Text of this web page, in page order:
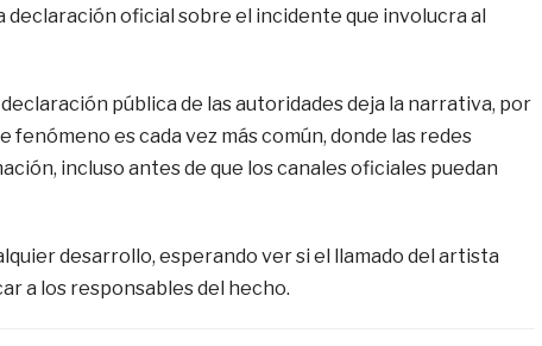
oficial sobre el incidente que involucra al
pública de las autoridades deja la narrativa, por
es cada vez más común, donde las redes
incluso antes de que los canales oficiales puedan
desarrollo, esperando ver si el llamado del artista
a los responsables del hecho.